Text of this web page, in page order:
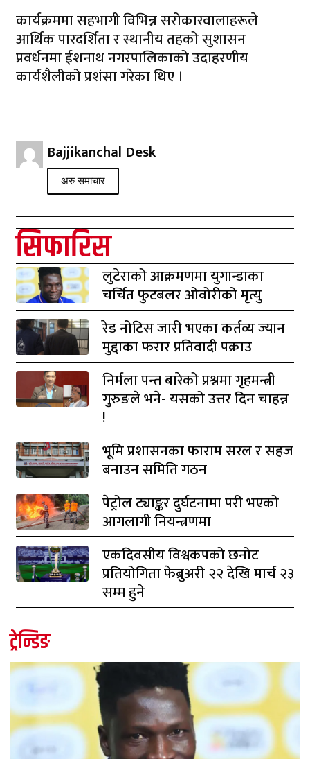
कार्यक्रममा सहभागी विभिन्न सरोकारवालाहरूले
आर्थिक पारदर्शिता र स्थानीय तहको सुशासन
प्रवर्धनमा ईशनाथ नगरपालिकाको उदाहरणीय
कार्यशैलीको प्रशंसा गरेका थिए ।
Bajjikanchal Desk
अरु समाचार
सिफारिस
लुटेराको आक्रमणमा युगान्डाका
चर्चित फुटबलर ओवोरीको मृत्यु
रेड नोटिस जारी भएका कर्तव्य ज्यान
मुद्दाका फरार प्रतिवादी पक्राउ
निर्मला पन्त बारेको प्रश्नमा गृहमन्त्री
गुरुङले भने- यसको उत्तर दिन चाहन्न
!
भूमि प्रशासनका फाराम सरल र सहज
बनाउन समिति गठन
पेट्रोल ट्याङ्कर दुर्घटनामा परी भएको
आगलागी नियन्त्रणमा
एकदिवसीय विश्वकपको छनोट
प्रतियोगिता फेब्रुअरी २२ देखि मार्च २३
सम्म हुने
ट्रेन्डिङ